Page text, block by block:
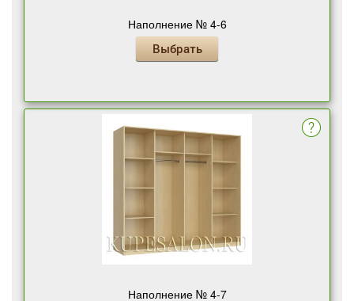
Наполнение № 4-6
Выбрать
Наполнение № 4-7